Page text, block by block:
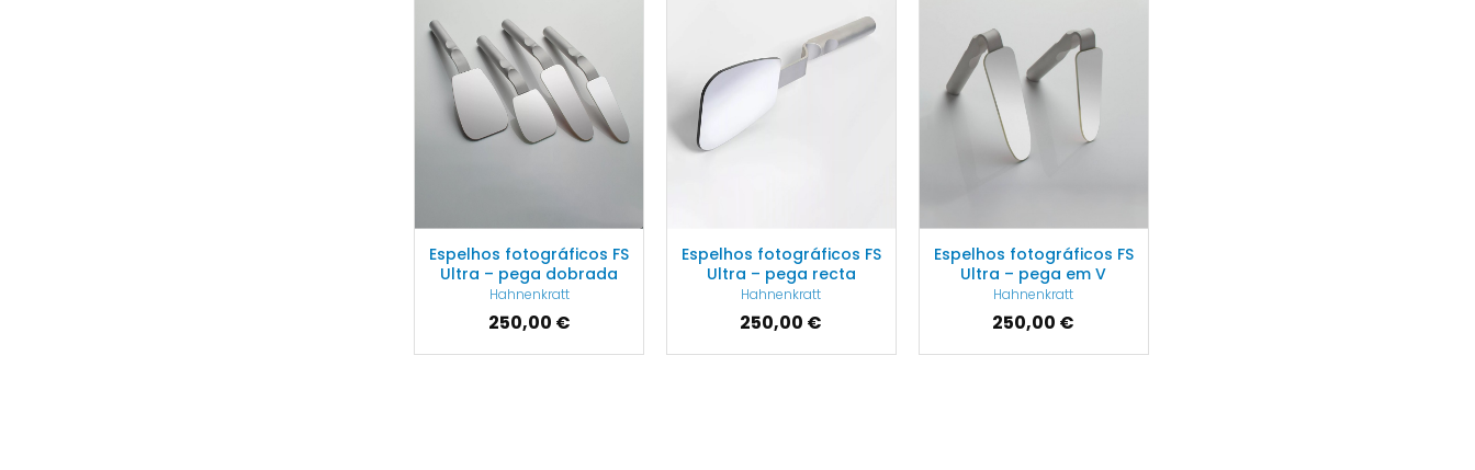
Espelhos fotográficos FS
Ultra – pega dobrada
Hahnenkratt
250,00 €
Espelhos fotográficos FS
Ultra – pega recta
Hahnenkratt
250,00 €
Espelhos fotográficos FS
Ultra – pega em V
Hahnenkratt
250,00 €